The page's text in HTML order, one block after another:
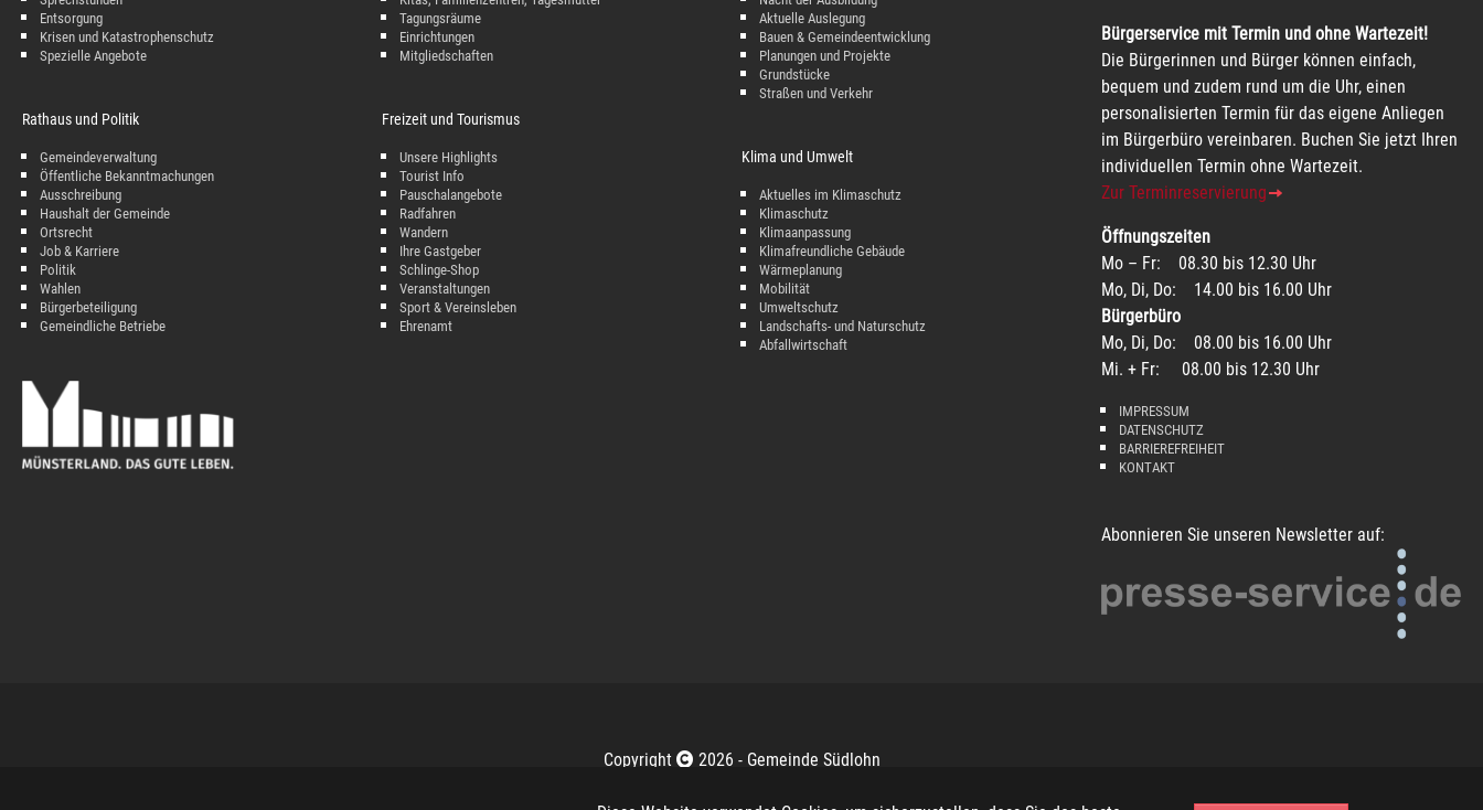
Entsorgung
Krisen und Katastrophenschutz
Spezielle Angebote
Rathaus und Politik
Gemeindeverwaltung
Öffentliche Bekanntmachungen
Ausschreibung
Haushalt der Gemeinde
Ortsrecht
Job & Karriere
Politik
Wahlen
Bürgerbeteiligung
Gemeindliche Betriebe
Tagungsräume
Einrichtungen
Mitgliedschaften
Freizeit und Tourismus
Unsere Highlights
Tourist Info
Pauschalangebote
Radfahren
Wandern
Ihre Gastgeber
Schlinge-Shop
Veranstaltungen
Sport & Vereinsleben
Ehrenamt
Aktuelle Auslegung
Bauen & Gemeindeentwicklung
Planungen und Projekte
Grundstücke
Straßen und Verkehr
Klima und Umwelt
Aktuelles im Klimaschutz
Klimaschutz
Klimaanpassung
Klimafreundliche Gebäude
Wärmeplanung
Mobilität
Umweltschutz
Landschafts- und Naturschutz
Abfallwirtschaft
Bürgerservice mit Termin und ohne Wartezeit!
Die Bürgerinnen und Bürger können einfach,
bequem und zudem rund um die Uhr, einen
personalisierten Termin für das eigene Anliegen
im Bürgerbüro vereinbaren. Buchen Sie jetzt Ihren
individuellen Termin ohne Wartezeit.
Zur Terminreservierung
Öffnungszeiten
Mo – Fr: 08.30 bis 12.30 Uhr
Mo, Di, Do: 14.00 bis 16.00 Uhr
Bürgerbüro
Mo, Di, Do: 08.00 bis 16.00 Uhr
Mi. + Fr: 08.00 bis 12.30 Uhr
IMPRESSUM
DATENSCHUTZ
BARRIEREFREIHEIT
KONTAKT
Abonnieren Sie unseren Newsletter auf:
Copyright 2026 - Gemeinde Südlohn